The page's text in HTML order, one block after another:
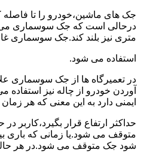
جک های ماشین،خودرو را تا فاصله
متری نیز بلند کند.جک سوسماری
استفاده می شود.
در تعمیرگاه ها از جک سوسماری
آوردن خودرو از چاله نیز
ایمنی دارد به این معنی که هر
حداکثر ارتفاع قرار بگیرد،کاربر
متوقف می شود.یا زمانی که
شود جک متوقف می شود.در هر